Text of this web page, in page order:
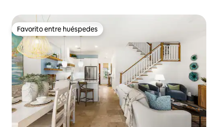
Favorito entre huéspedes
Favorito entre huéspedes